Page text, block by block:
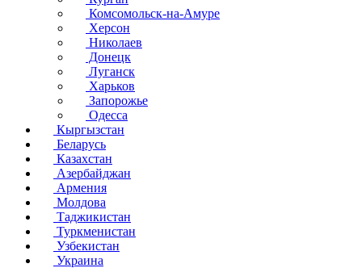
Комсомольск-на-Амуре
Херсон
Николаев
Донецк
Луганск
Харьков
Запорожье
Одесса
Кыргызстан
Беларусь
Казахстан
Азербайджан
Армения
Молдова
Таджикистан
Туркменистан
Узбекистан
Украина